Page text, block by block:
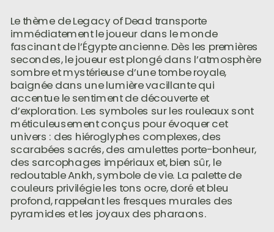
Le thème de Legacy of Dead transporte
immédiatement le joueur dans le monde
fascinant de l’Égypte ancienne. Dès les premières
secondes, le joueur est plongé dans l’atmosphère
sombre et mystérieuse d’une tombe royale,
baignée dans une lumière vacillante qui
accentue le sentiment de découverte et
d’exploration. Les symboles sur les rouleaux sont
méticuleusement conçus pour évoquer cet
univers : des hiéroglyphes complexes, des
scarabées sacrés, des amulettes porte-bonheur,
des sarcophages impériaux et, bien sûr, le
redoutable Ankh, symbole de vie. La palette de
couleurs privilégie les tons ocre, doré et bleu
profond, rappelant les fresques murales des
pyramides et les joyaux des pharaons.